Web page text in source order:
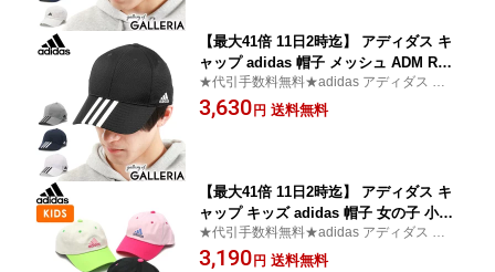
【最大41倍 11日2時迄】 アディダス キ
ャップ adidas 帽子 メッシュ ADM REF
LECTOR LT-MESH CAP フリーサイズ
スポーツ アウトドア カジュアル メンズ
★代引手数料無料★adidas アディダス キャ
ップ 涼しい 春夏
3,630 円 送料無料
【最大41倍 11日2時迄】 アディダス キ
ャップ キッズ adidas 帽子 女の子 小学
生 女子 ジュニア 吸水速乾 日よけ 熱中
症対策 UV サイズ調整 子ども ブランド
★代引手数料無料★adidas アディダス キャ
ップ キッズ 子供用 チルドレンサイズ
3,190 円 送料無料